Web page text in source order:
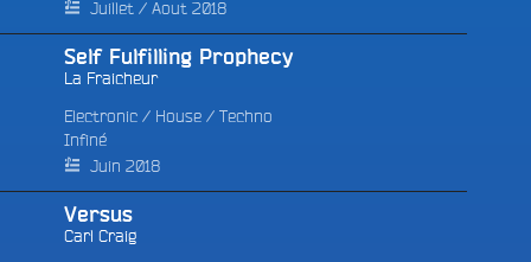
Juillet / Aout 2018
Self Fulfilling Prophecy
La Fraicheur
Electronic / House / Techno
Infiné
Juin 2018
Versus
Carl Craig